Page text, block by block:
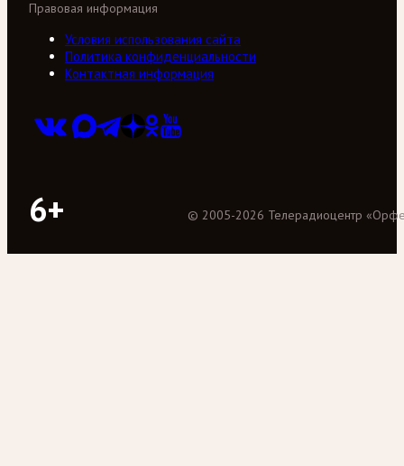
Правовая информация
Условия использования сайта
Политика конфиденциальности
Контактная информация
6+ © 2005-2026 Телерадиоцентр